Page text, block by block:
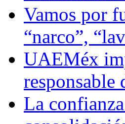
Vamos por
“narco”,
UAEMéx
responsable
La